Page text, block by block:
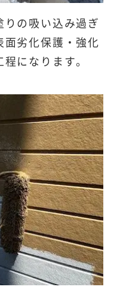
りの吸い込み過ぎ
面劣化保護・強化
になります。